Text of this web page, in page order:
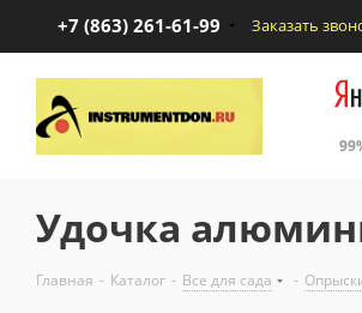
+7 (863) 261-61-99 Заказать
Удочка
Главная - Каталог - Все для сада -